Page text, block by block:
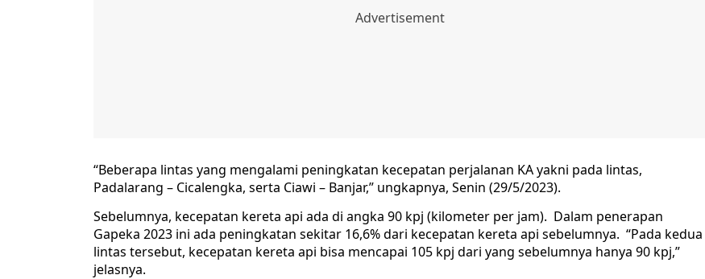
“Beberapa lintas yang mengalami peningkatan kecepatan perjalanan KA yakni pada lintas,
Padalarang – Cicalengka, serta Ciawi – Banjar,” ungkapnya, Senin (29/5/2023).
Sebelumnya, kecepatan kereta api ada di angka 90 kpj (kilometer per jam). Dalam penerapan
Gapeka 2023 ini ada peningkatan sekitar 16,6% dari kecepatan kereta api sebelumnya. “Pada kedua
lintas tersebut, kecepatan kereta api bisa mencapai 105 kpj dari yang sebelumnya hanya 90 kpj,”
jelasnya.